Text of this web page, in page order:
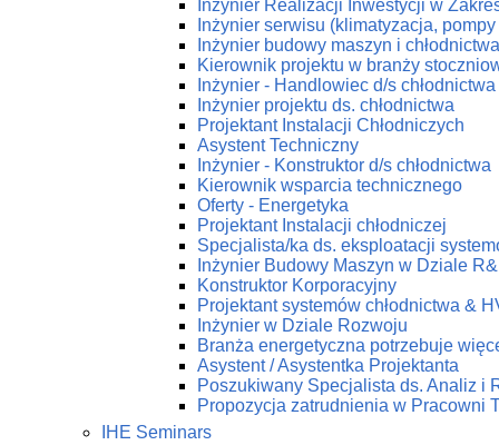
Inżynier Realizacji Inwestycji w
Inżynier serwisu (klimatyzacja, pompy
Inżynier budowy maszyn i chłodnictwa
Kierownik projektu w branży
Inżynier - Handlowiec d/s chłodnictwa
Inżynier projektu ds. chłodnictwa
Projektant Instalacji Chłodniczych
Asystent Techniczny
Inżynier - Konstruktor d/s chłodnictwa
Kierownik wsparcia technicznego
Oferty - Energetyka
Projektant Instalacji chłodniczej
Specjalista/ka ds. eksploatacji
Inżynier Budowy Maszyn w Dziale
Konstruktor Korporacyjny
Projektant systemów chłodnictwa &
Inżynier w Dziale Rozwoju
Branża energetyczna potrzebuje
Asystent / Asystentka Projektanta
Poszukiwany Specjalista ds. Analiz i
Propozycja zatrudnienia w Pracowni
IHE Seminars